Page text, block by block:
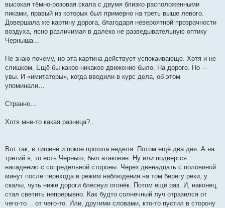
высокая тёмно-розовая скала с двумя близко расположенными
пиками, правый из которых был примерно на треть выше левого.
Довершала же картину дорога, благодаря невероятной прозрачности
воздуха, ясно различимая в далеко не разведывательную оптику
Черныша...
Не знаю почему, но эта картина действует успокаивающе. Хотя и не
слишком. Ещё бы какое-никакое движение было. На дороге. Но —
увы. И «имитаторы», когда вводили в курс дела, об этом
упоминали…
Странно…
Хотя мне-то какая разница?..
Вот так, в тишине и покое прошла неделя. Потом ещё два дня. А на
третий я, то есть Черныш, был атакован. Ну или подвергся
нападению с сопредельной стороны. Через двенадцать с половиной
минут после перехода в режим наблюдения на том берегу реки, у
скалы, чуть ниже дороги блеснул огонёк. Потом ещё раз. И, наконец,
стал светить непрерывно. Как будто солнечный луч отразился от
чего-то… от чего-то. Или, другими словами, кто-то пустил в сторону